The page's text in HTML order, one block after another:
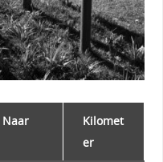
Naar
Kilomet
er